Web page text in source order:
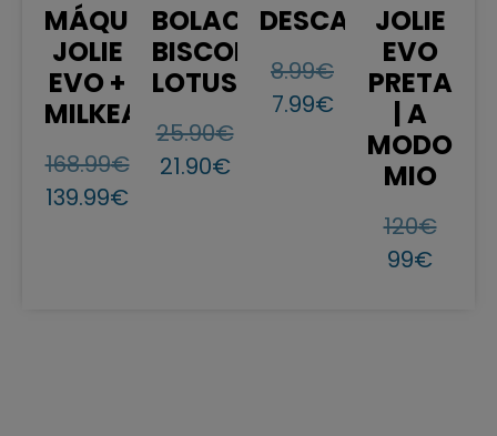
MÁQUINA
JOLIE
EVO +
MILKEASY
168.99€
139.99€
BOLACHAS
BISCOFF
LOTUS
25.90€
21.90€
8.99€
7.99€
JOLIE
EVO
PRETA
| A
MODO
MIO
120€
99€